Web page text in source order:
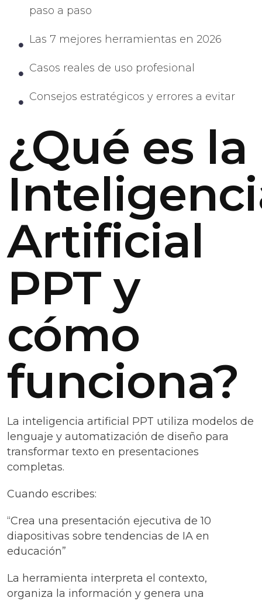
paso a paso
Las 7 mejores herramientas en 2026
Casos reales de uso profesional
Consejos estratégicos y errores a evitar
¿Qué es la
Artificial
PPT y
cómo
funciona?
La inteligencia artificial PPT utiliza modelos de
lenguaje y automatización de diseño para
transformar texto en presentaciones
completas.
Cuando escribes:
“Crea una presentación ejecutiva de 10
diapositivas sobre tendencias de IA en
educación”
La herramienta interpreta el contexto,
organiza la información y genera una